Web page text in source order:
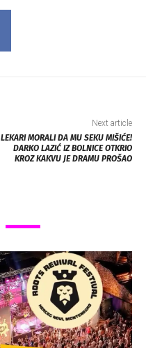
Next article
LEKARI MORALI DA MU SEKU MIŠIĆE!
DARKO LAZIĆ IZ BOLNICE OTKRIO
KROZ KAKVU JE DRAMU PROŠAO